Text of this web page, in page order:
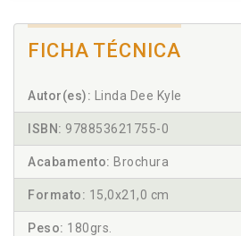
FICHA TÉCNICA
Autor(es): Linda Dee Kyle
ISBN: 978853621755-0
Acabamento: Brochura
Formato: 15,0x21,0 cm
Peso: 180grs.